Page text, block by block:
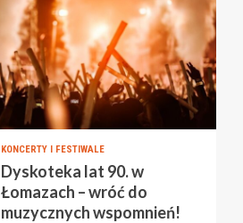
KONCERTY I FESTIWALE
Dyskoteka lat 90. w
Łomazach – wróć do
muzycznych wspomnień!